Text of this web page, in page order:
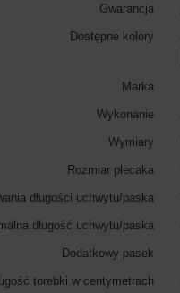
Gwarancja
Dostępne kolory
Marka
Wykonanie
Wymiary
Rozmiar plecaka
długości uchwytu/paska
długość uchwytu/paska
Dodatkowy pasek
torebki w centymetrach